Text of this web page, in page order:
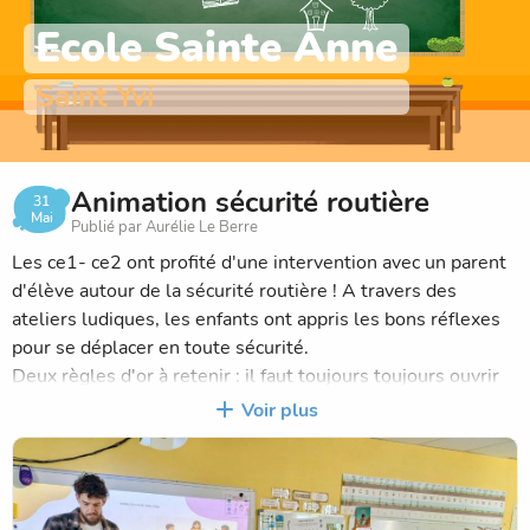
Ecole Sainte Anne
Saint Yvi
31
Mai
Animation sécurité routière
Publié par Aurélie Le Berre
Les ce1- ce2 ont profité d'une intervention avec un parent
d'élève autour de la sécurité routière ! A travers des
ateliers ludiques, les enfants ont appris les bons réflexes
pour se déplacer en toute sécurité.
Deux règles d'or à retenir : il faut toujours toujours ouvrir
Un grand merci à notre intervenant pour ce moment de
partage qui a aidé les enfants à devenir des piétons
responsables et autonomes!
Voir plus